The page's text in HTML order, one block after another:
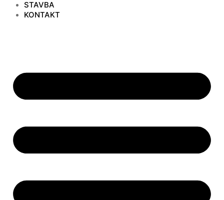
STAVBA
KONTAKT